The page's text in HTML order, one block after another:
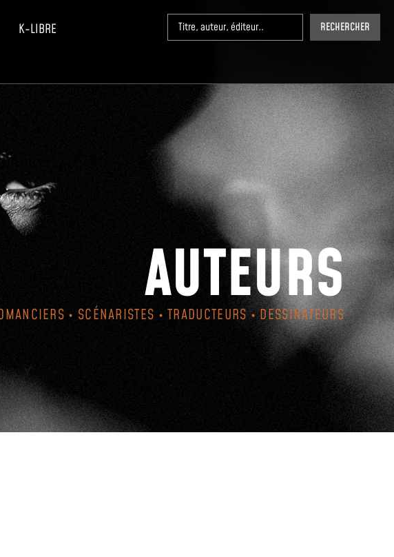
K-LIBRE RECHERCHER
AUTEURS
• SCÉNARISTES • TRADUCTEURS • DESSINATEURS